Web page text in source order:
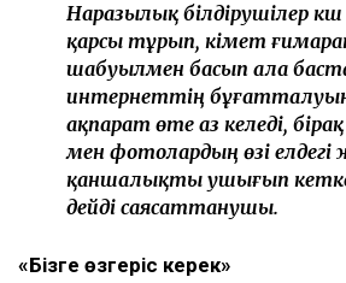
Наразылық білдірушілер
қарсы тұрып, үкімет
шабуылмен басып ала
интернеттің
ақпарат өте аз келеді,
мен фотолардың өзі елдегі
қаншалықты ушығып
дейді саясаттанушы.
«Бізге өзгеріс керек»